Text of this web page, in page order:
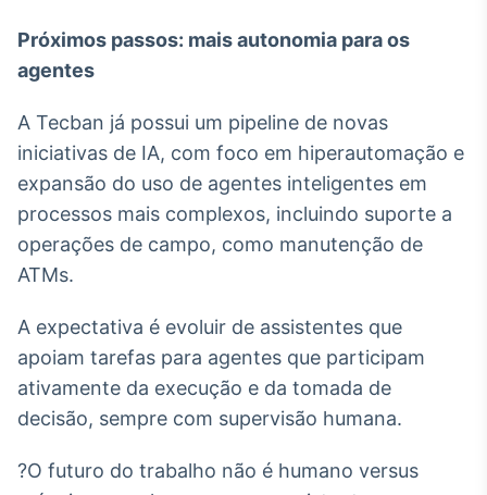
Próximos passos: mais autonomia para os
agentes
A Tecban já possui um pipeline de novas
iniciativas de IA, com foco em hiperautomação e
expansão do uso de agentes inteligentes em
processos mais complexos, incluindo suporte a
operações de campo, como manutenção de
ATMs.
A expectativa é evoluir de assistentes que
apoiam tarefas para agentes que participam
ativamente da execução e da tomada de
decisão, sempre com supervisão humana.
?O futuro do trabalho não é humano versus